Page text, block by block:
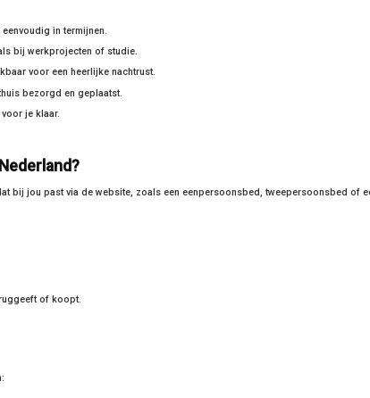
in termijnen.
bij werkprojecten of studie.
voor een heerlijke nachtrust.
bezorgd en geplaatst.
je klaar.
bij jou past via de website, zoals een eenpersoonsbed, tweepersoonsbed of
of koopt.